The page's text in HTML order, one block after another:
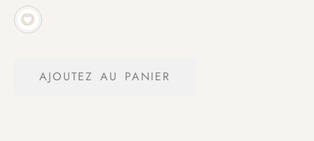
AJOUTEZ AU PANIER